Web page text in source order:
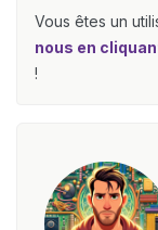
Vous êtes un
nous en
!